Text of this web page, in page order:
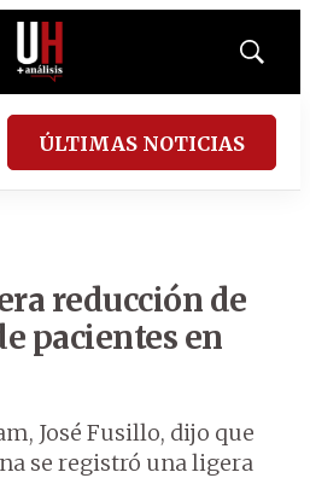
Mostrar
ÚLTIMAS NOTICIAS
reducción de
pacientes en
José Fusillo, dijo que
se registró una ligera